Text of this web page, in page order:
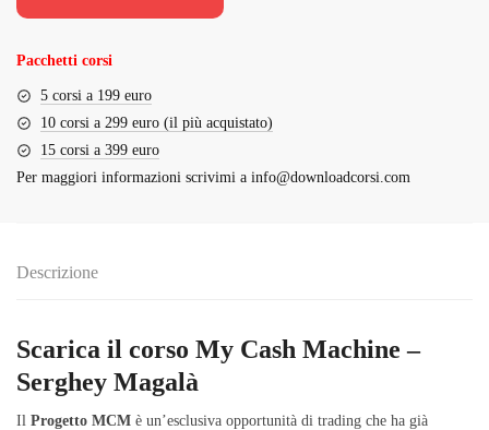
Pacchetti corsi
5 corsi a 199 euro
10 corsi a 299 euro (il più acquistato)
15 corsi a 399 euro
Per maggiori informazioni scrivimi a info@downloadcorsi.com
Descrizione
Scarica il corso My Cash Machine –
Serghey Magalà
Il Progetto MCM è un’esclusiva opportunità di trading che ha già